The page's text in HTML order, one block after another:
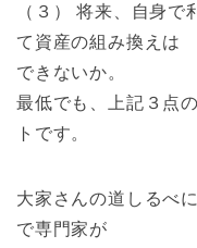
（３） 将来、自身
て資産の組み換えは
できないか。
最低でも、上記３点
トです。
大家さんの道しるべ
で専門家が